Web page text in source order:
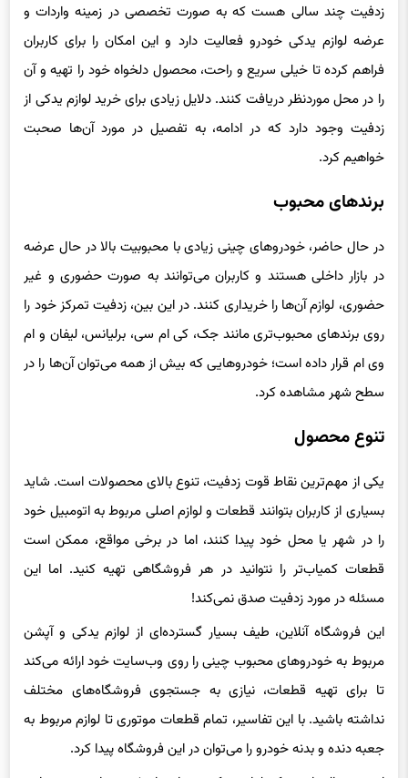
زدفیت چند سالی هست که به صورت تخصصی در زمینه واردات و
عرضه لوازم یدکی خودرو فعالیت دارد و این امکان را برای کاربران
فراهم کرده تا خیلی سریع و راحت، محصول دلخواه خود را تهیه و آن
را در محل موردنظر دریافت کنند. دلایل زیادی برای خرید لوازم یدکی از
زدفیت وجود دارد که در ادامه، به تفصیل در مورد آن‌ها صحبت
خواهیم کرد.
برندهای محبوب
در حال حاضر، خودروهای چینی زیادی با محبوبیت بالا در حال عرضه
در بازار داخلی هستند و کاربران می‌توانند به صورت حضوری و غیر
حضوری، لوازم آن‌ها را خریداری کنند. در این بین، زدفیت تمرکز خود را
روی برندهای محبوب‌تری مانند جک، کی ام سی، برلیانس، لیفان و ام
وی ام قرار داده است؛ خودروهایی که بیش از همه می‌توان آن‌ها را در
سطح شهر مشاهده کرد.
تنوع محصول
یکی از مهم‌ترین نقاط قوت زدفیت، تنوع بالای محصولات است. شاید
بسیاری از کاربران بتوانند قطعات و لوازم اصلی مربوط به اتومبیل خود
را در شهر یا محل خود پیدا کنند، اما در برخی مواقع، ممکن است
قطعات کمیاب‌تر را نتوانید در هر فروشگاهی تهیه کنید. اما این
مسئله در مورد زدفیت صدق نمی‌کند!
این فروشگاه آنلاین، طیف بسیار گسترده‌ای از لوازم یدکی و آپشن
مربوط به خودروهای محبوب چینی را روی وب‌سایت خود ارائه می‌کند
تا برای تهیه قطعات، نیازی به جستجوی فروشگاه‌های مختلف
نداشته باشید. با این تفاسیر، تمام قطعات موتوری تا لوازم مربوط به
جعبه دنده و بدنه خودرو را می‌توان در این فروشگاه پیدا کرد.